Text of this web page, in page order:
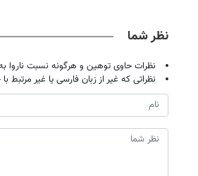
نظر شما
نظرات حاوی توهین و هرگونه نسبت
نظراتی که غیر از زبان فارسی یا غیر مرتبط